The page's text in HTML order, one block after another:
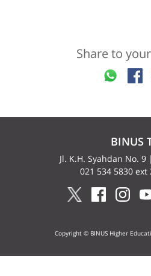
Share to
BINUS
Jl. K.H. Syahdan No.
021 534 5830 ext
Copyright © BINUS Higher